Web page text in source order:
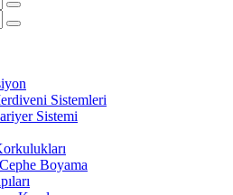
Sistemleri
Sistemi
Boyama